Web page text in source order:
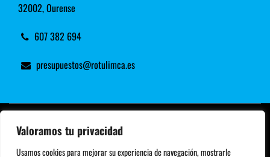
Valoramos tu privacidad
Usamos cookies para mejorar su experiencia de navegación, mostrarle
32002, Ourense
607 382 694
presupuestos@rotulimca.es
© Copyright 2025 | Rotulimca |